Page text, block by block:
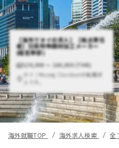
【海外でタイの求人】【拠点責任
者】日系特殊鋼材加工メーカー
(経営幹部)
130,000 〜 160,000 (THB)
タイ / Muang Chonburiの転職求
人です。
海外就職TOP 海外求人検索 全